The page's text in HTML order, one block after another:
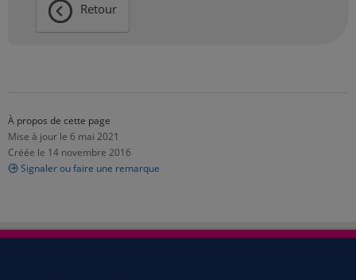
Retour
À propos de cette page
Mise à jour le 6 mai 2021
Créée le 14 novembre 2016
Signaler ou faire une remarque